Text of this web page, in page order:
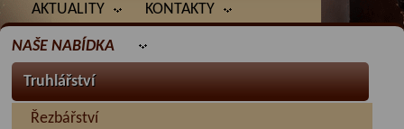
AKTUALITY KONTAKTY
NAŠE NABÍDKA
Truhlářství
Řezbářství